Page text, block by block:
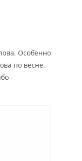
Особенно
по весне.